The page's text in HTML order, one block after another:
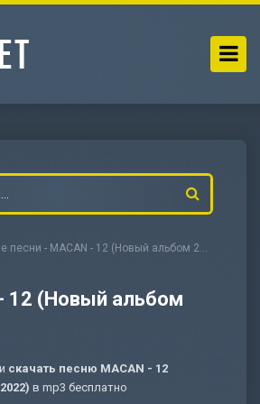
песни - MACAN - 12 (Новый альбом 2022)
12 (Новый альбом
скачать песню MACAN - 12
в mp3 бесплатно